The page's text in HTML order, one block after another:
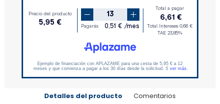
Detalles del producto Comentarios